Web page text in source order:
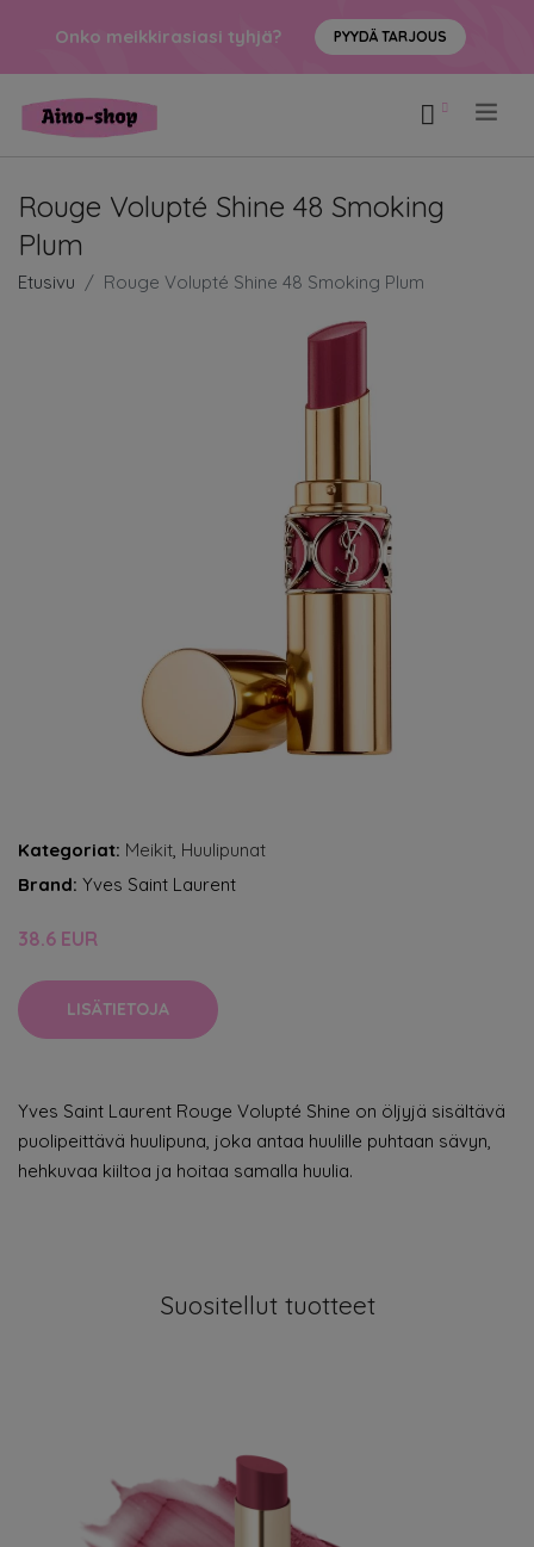
Onko meikkirasiasi tyhjä? PYYDÄ TARJOUS
Rouge Volupté Shine 48 Smoking
Plum
Etusivu Rouge Volupté Shine 48 Smoking Plum
Kategoriat: Meikit, Huulipunat
Brand: Yves Saint Laurent
38.6 EUR
LISÄTIETOJA
Yves Saint Laurent Rouge Volupté Shine on öljyjä sisältävä
puolipeittävä huulipuna, joka antaa huulille puhtaan sävyn,
hehkuvaa kiiltoa ja hoitaa samalla huulia.
Suositellut tuotteet